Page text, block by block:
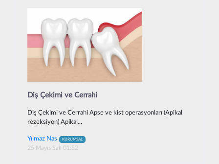
Diş Çekimi ve Cerrahi
Diş Çekimi ve Cerrahi Apse ve kist operasyonları (Apikal
rezeksiyon) Apikal...
Yılmaz Nas KURUMSAL
25 Mayıs Salı 01:52